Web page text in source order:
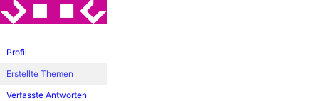
Profil
Erstellte Themen
Verfasste Antworten